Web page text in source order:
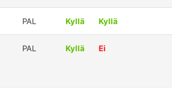
PAL Kyllä Kyllä
PAL Kyllä Ei